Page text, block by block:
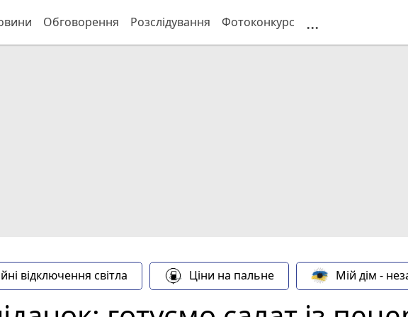
Обговорення Розслідування Фотоконкурс ...
відключення світла Ціни на пальне Мій дім -